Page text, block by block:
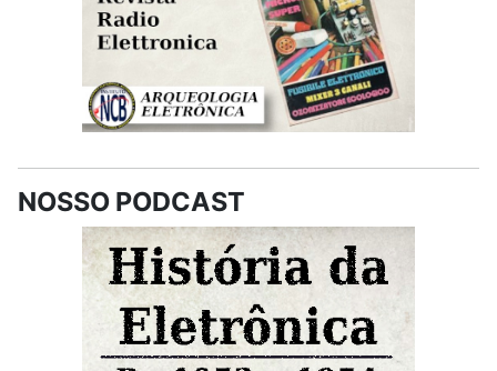
NOSSO PODCAST